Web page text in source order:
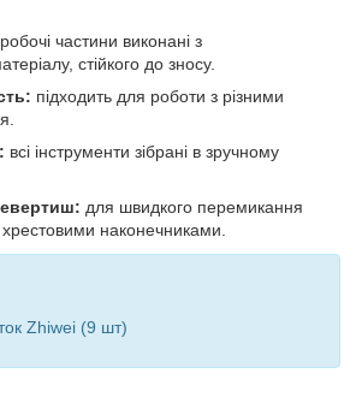
робочі частини виконані з
стійкого до зносу.
підходить для роботи з різними
всі інструменти зібрані в зручному
для швидкого перемикання
наконечниками.
Zhiwei (9 шт)